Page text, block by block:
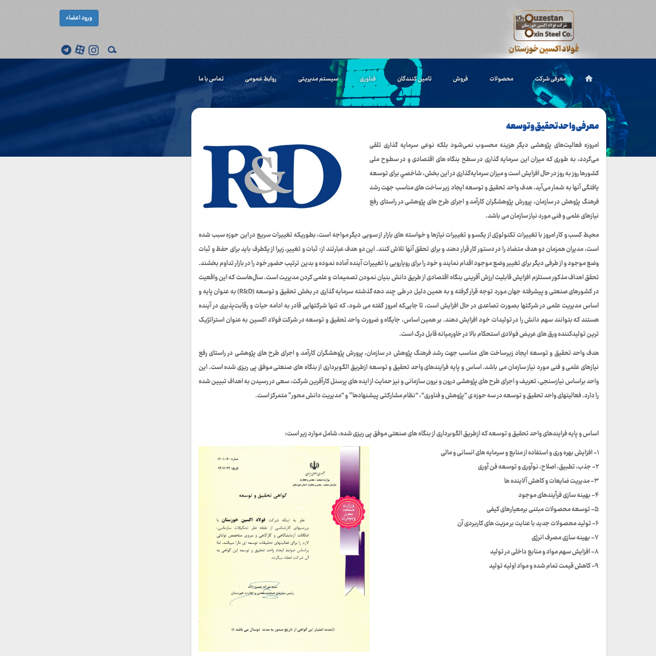
ورود اعضاء
معرفی شرکت محصولات فروش تامین کنندگان فناوری سیستم مدیریتی روابط عمومی تماس با ما
معرفی واحد تحقیق و توسعه
امروزه فعالیت‌های پژوهشی دیگر هزینه محسوب نمی‌شود بلکه نوعی سرمایه گذاری تلقی
می‌گردد، به طوری که میزان این سرمایه گذاری در سطح بنگاه های اقتصادی و در سطوح ملی
کشورها روز به روز در حال افزایش است و میزان سرمایه‌گذاری در این بخش، شاخصي برای توسعه
یافتگی آنها به شمار می‌آید. هدف واحد تحقیق و توسعه ایجاد زیر ساخت های مناسب جهت رشد
فرهنگ پژوهش در سازمان، پرورش پژوهشگران کارآمد و اجرای طرح های پژوهشی در راستای رفع
نیازهای علمی و فنی مورد نیاز سازمان می باشد.
محیط کسب و کار امروز با تغییرات تکنولوژی از یکسو و تغییرات نیازها و خواسته های بازار از سویی دیگر مواجه است، بطوریکه تغییرات سریع در این حوزه سبب شده
است، مدیران همزمان دو هدف متضاد را در دستور کار قرار دهند و برای تحقق آنها تلاش کنند. این دو هدف عبارتند از: ثبات و تغییر، زیرا از یکطرف باید برای حفظ و ثبات
وضع موجود و از طرفی دیگر برای تغییر وضع موجود اقدام نمایند و خود را برای رویارویی با تغییرات آینده آماده نموده و بدین ترتیب حضور خود را در بازار تداوم بخشند.
تحقق اهداف مذکور مستلزم افزایش قابلیت ارزش آفرینی بنگاه اقتصادی از طریق دانش بنیان نمودن تصمیمات و علمی کردن مدیریت است. سال‌هاست که این واقعیت
در کشورهای صنعتی و پیشرفته جهان مورد توجه قرار گرفته و به همین دلیل در طی چند دهه گذشته سرمایه گذاری در بخش تحقیق و توسعه(R&D)
به عنوان پایه و
اساس مدیریت علمی در شرکتها بصورت تصاعدی در حال افزایش است، تا جایی‌که امروز گفته می شود، که تنها شرکتهایی قادر به ادامه حیات و رقابت‌پذیری در آینده
هستند که بتوانند سهم دانش را در تولیدات خود افزایش دهند. بر همین اساس، جایگاه و ضرورت واحد تحقیق و توسعه در شرکت فولاد اکسین به عنوان استراتژیک
ترین تولیدکننده ورق های عریض فولادی استحکام بالا در خاورمیانه قابل درک است.
هدف واحد تحقیق و توسعهایجاد زیرساخت های مناسب جهت رشد فرهنگ پژوهش در سازمان، پرورش پژوهشگران کارآمد و اجرای طرح های پژوهشی در راستای رفع
نیازهای علمی و فنی مورد نیاز سازمان می باشد. اساس و پایه فرایندهای واحد تحقیق و توسعه ازطریق الگوبرداری از بنگاه های صنعتی موفق پی ریزی شده است. این
واحد براساس نیازسنجی، تعریف و اجرای طرح های پژوهشی درون و برون سازمانی و نیز حمایت از ایده های پرسنل کارآفرین شرکت، سعی در رسیدن به اهداف تبیین شده
را دارد. فعالیتهای واحد تحقیق و توسعه در سه حوزه ی “پژوهش و فناوری“، “نظام مشارکتی پیشنهادها” و “مدیریت دانش محور” متمرکز است.
اساس و پایه فرایندهای واحد تحقیق و توسعه که ازطریق الگوبرداری از بنگاه های صنعتی موفق پی ریزی شده، شامل موارد زیر است:
۱- افزایش بهره وری و استفاده از منابع و سرمایه های انسانی و مالی
۲- جذب، تطبیق، اصلاح، نوآوری و توسعه فن آوری
۳- مدیریت ضایعات و کاهش آلاینده ها
۴- بهینه سازی فرآیندهای موجود
۵- توسعه محصولات مبتنی برمعیارهای کیفی
۶- تولید محصولات جدید با عنایت بر مزیت های کاربردی آن
۷- بهینه سازی مصرف انرژی
۸- افزایش سهم مواد و منابع داخلی در تولید
۹- کاهش قیمت تمام شده و مواد اولیه تولید